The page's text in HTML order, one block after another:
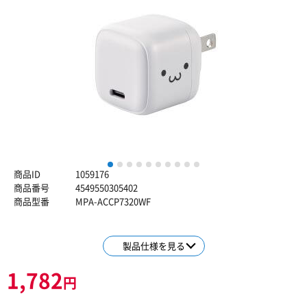
1 2 3 4 5 6 7 8 9
商品ID
1059176
商品番号
4549550305402
商品型番
MPA-ACCP7320WF
製品仕様を見る
1,782円